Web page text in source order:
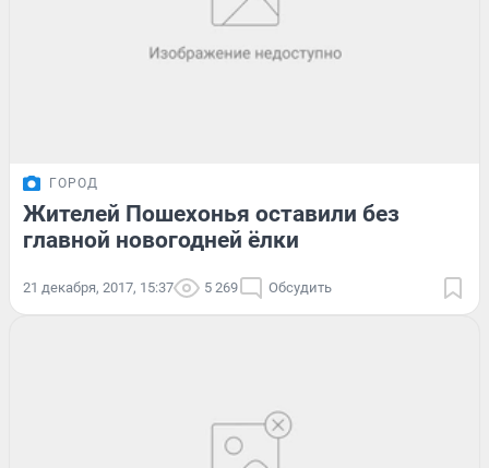
ГОРОД
Жителей Пошехонья оставили без
главной новогодней ёлки
21 декабря, 2017, 15:37 5 269 Обсудить